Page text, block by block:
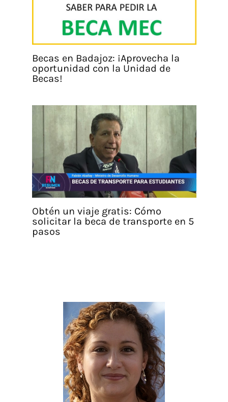
Becas en Badajoz: ¡Aprovecha la
oportunidad con la Unidad de
Becas!
Obtén un viaje gratis: Cómo
solicitar la beca de transporte en 5
pasos